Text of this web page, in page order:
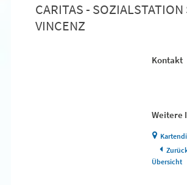
CARITAS - SOZIALSTATION
VINCENZ
Kontakt
Weitere
Übersicht